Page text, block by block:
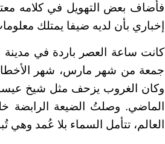
فأضاف بعض التهويل في كلامه
إخباري بأن لديه ضيفا يمتلك
كانت ساعة العصر باردة في مدينة
جمعة من شهر مارس، شهر
وكان الغروب يزحف مثل شيخ
الماضي. وصلتُ الضيعة الرابضة
العالم، تتأمل السماء بلا عُمد وهي